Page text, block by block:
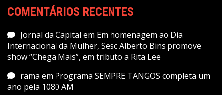
COMENTÁRIOS RECENTES
Jornal da Capital em Em homenagem ao Dia
Internacional da Mulher, Sesc Alberto Bins promove
show “Chega Mais”, em tributo a Rita Lee
rama em Programa SEMPRE TANGOS completa um
ano pela 1080 AM